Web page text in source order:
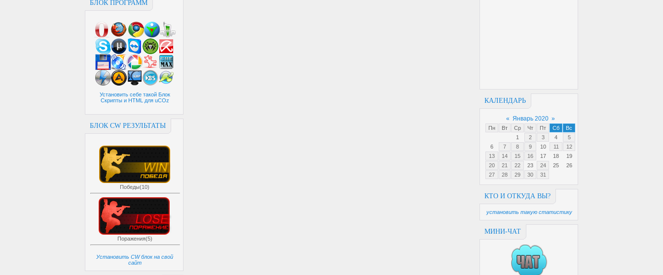
БЛОК ПРОГРАММ
Установить себе такой Блок
Скрипты и HTML для uCOz
БЛОК CW РЕЗУЛЬТАТЫ
Победы(10)
Поражения(5)
Установить CW блок на свой
сайт
КАЛЕНДАРЬ
« Январь 2020 »
Пн Вт Ср Чт Пт Сб
Вс
1
2 3 4
5
6
7 8 9 10 11
12
13
14 15 16 17 18
19
20
21 22 23 24 25
26
27
28 29 30 31
КТО И ОТКУДА ВЫ?
установить такую статистику
МИНИ-ЧАТ